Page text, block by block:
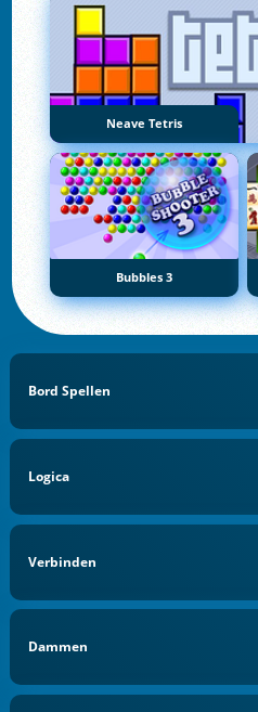
Neave Tetris
Bubbles 3
Bord Spellen
Logica
Verbinden
Dammen